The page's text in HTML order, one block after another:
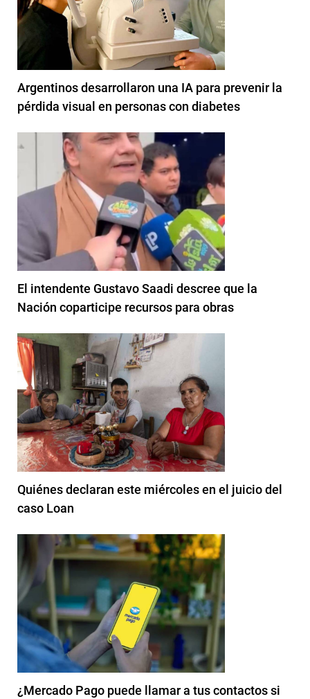
Argentinos desarrollaron una IA para prevenir la
pérdida visual en personas con diabetes
El intendente Gustavo Saadi descree que la
Nación coparticipe recursos para obras
Quiénes declaran este miércoles en el juicio del
caso Loan
¿Mercado Pago puede llamar a tus contactos si